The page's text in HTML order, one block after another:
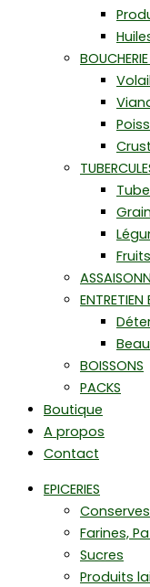
BOISSONS
PACKS
Boutique
A propos
Contact
EPICERIES
Conserves
Farines,
Sucres
Produits